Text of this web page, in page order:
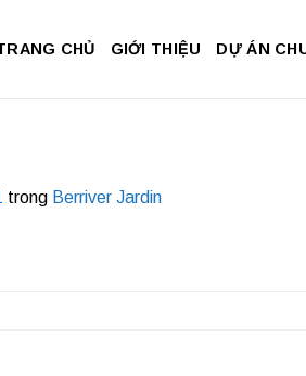
CHỦ GIỚI THIỆU DỰ ÁN
trong Berriver Jardin